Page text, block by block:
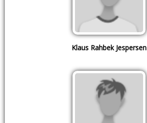
Klaus Rahbek Jespersen